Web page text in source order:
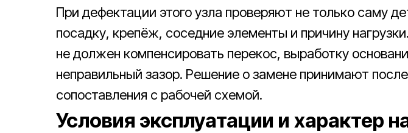
При дефектации этого узла проверяют не только саму
посадку, крепёж, соседние элементы и причину
не должен компенсировать перекос, выработку
неправильный зазор. Решение о замене принимают
сопоставления с рабочей схемой.
Условия эксплуатации и характер